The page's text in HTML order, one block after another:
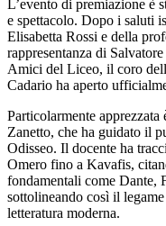
L’evento di premiazione è
e spettacolo. Dopo i saluti
Elisabetta Rossi e della
rappresentanza di
Amici del Liceo, il coro
Cadario ha aperto
Particolarmente
Zanetto, che ha guidato il
Odisseo. Il docente ha
Omero fino a Kavafis,
fondamentali come Dante,
sottolineando così il
letteratura moderna.